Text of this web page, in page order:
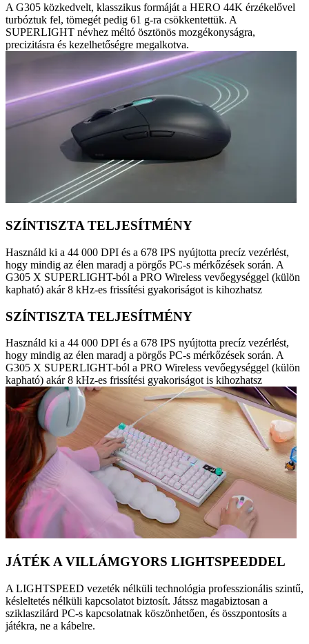
A G305 közkedvelt, klasszikus formáját a HERO 44K érzékelővel
turbóztuk fel, tömegét pedig 61 g-ra csökkentettük. A
SUPERLIGHT névhez méltó ösztönös mozgékonyságra,
precizitásra és kezelhetőségre megalkotva.
SZÍNTISZTA TELJESÍTMÉNY
Használd ki a 44 000 DPI és a 678 IPS nyújtotta precíz vezérlést,
hogy mindig az élen maradj a pörgős PC-s mérkőzések során. A
G305 X SUPERLIGHT-ból a PRO Wireless vevőegységgel (külön
kapható) akár 8 kHz-es frissítési gyakoriságot is kihozhatsz
SZÍNTISZTA TELJESÍTMÉNY
Használd ki a 44 000 DPI és a 678 IPS nyújtotta precíz vezérlést,
hogy mindig az élen maradj a pörgős PC-s mérkőzések során. A
G305 X SUPERLIGHT-ból a PRO Wireless vevőegységgel (külön
kapható) akár 8 kHz-es frissítési gyakoriságot is kihozhatsz
JÁTÉK A VILLÁMGYORS LIGHTSPEEDDEL
A LIGHTSPEED vezeték nélküli technológia professzionális szintű,
késleltetés nélküli kapcsolatot biztosít. Játssz magabiztosan a
sziklaszilárd PC-s kapcsolatnak köszönhetően, és összpontosíts a
játékra, ne a kábelre.